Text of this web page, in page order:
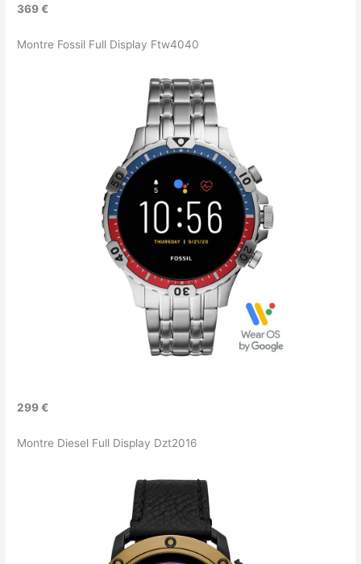
369 €
Montre Fossil Full Display Ftw4040
299 €
Montre Diesel Full Display Dzt2016